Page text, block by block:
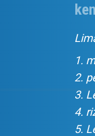
1.
2.
3.
4.
5.